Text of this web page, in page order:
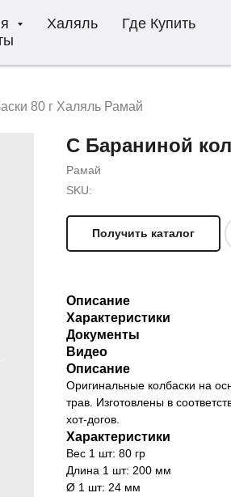
Халяль
Где Купить
80 г Халяль Рамай
С Бараниной
Рамай
SKU:
Получить каталог
Описание
Характеристики
Документы
Видео
Описание
Оригинальные колбаски на
трав. Изготовлены в
хот-догов.
Характеристики
Вес 1 шт: 80 гр
Длина 1 шт: 200 мм
Ø 1 шт: 24 мм